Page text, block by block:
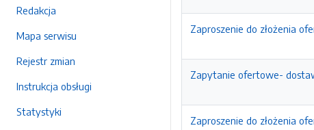
Redakcja
Mapa serwisu
Rejestr zmian
Instrukcja obsługi
Statystyki
Zaproszenie do złożenia
Zapytanie ofertowe-
Zaproszenie do złożenia